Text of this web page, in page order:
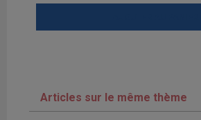
Articles sur le même thème